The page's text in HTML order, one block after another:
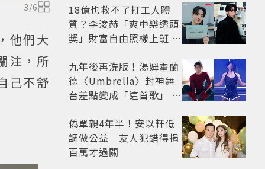
3/6
他們大
注，所
己不舒
18億也救不了打工人體
質？李浚赫「爽中樂透頭
獎」財富自由照樣上班 西
九年後再洗版！湯姆霍蘭
德〈Umbrella〉封神舞
台差點變成「這首歌」 造
開
偽單親4年半！安以軒低
調做公益 友人犯錯得捐
百萬才過關